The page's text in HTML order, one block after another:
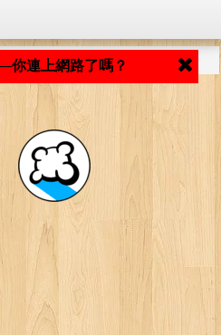
你連上網路了嗎？
入中... ...